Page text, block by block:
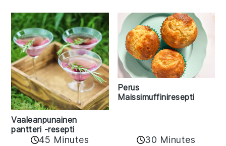
Vaaleanpunainen
pantteri -resepti
45 Minutes
Perus
Maissimuffiniresepti
30 Minutes